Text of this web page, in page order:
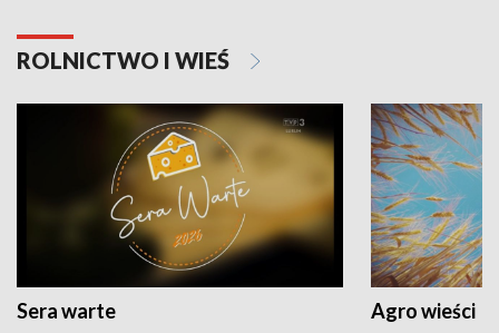
ROLNICTWO I WIEŚ
Sera warte Agro wieści